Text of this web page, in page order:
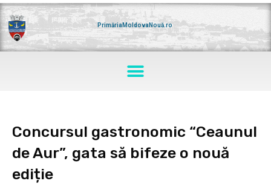
Skip
to
content
PrimăriaMoldovaNouă.ro
Menu
Concursul gastronomic “Ceaunul
de Aur”, gata să bifeze o nouă
ediție